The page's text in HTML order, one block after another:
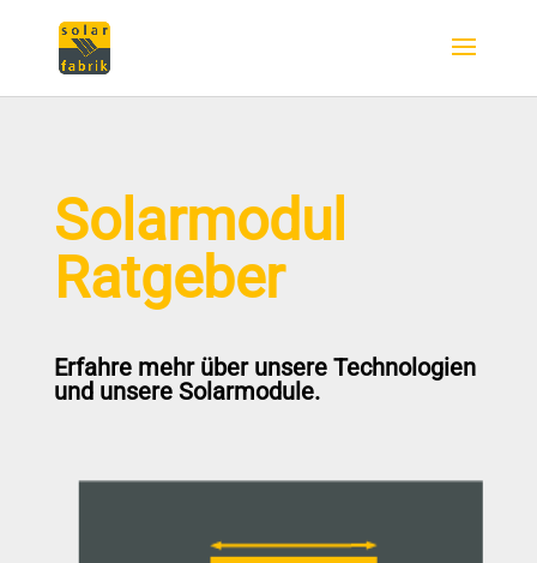
Solarmodul
Ratgeber
Erfahre mehr über unsere Technologien
und unsere Solarmodule.